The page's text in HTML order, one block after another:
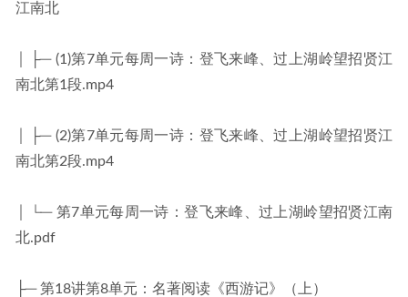
江南北
│ ├─ (1)第7单元每周一诗：登飞来峰、过上湖岭望招贤江
南北第1段.mp4
│ ├─ (2)第7单元每周一诗：登飞来峰、过上湖岭望招贤江
南北第2段.mp4
│ └─ 第7单元每周一诗：登飞来峰、过上湖岭望招贤江南
北.pdf
├─ 第18讲第8单元：名著阅读《西游记》（上）